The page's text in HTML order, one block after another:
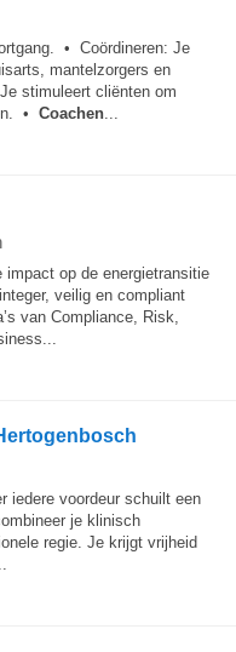
• Coördineren: Je
mantelzorgers en
stimuleert cliënten om
• Coachen...
impact op de energietransitie
veilig en compliant
van Compliance, Risk,
iedere voordeur schuilt een
je klinisch
regie. Je krijgt vrijheid